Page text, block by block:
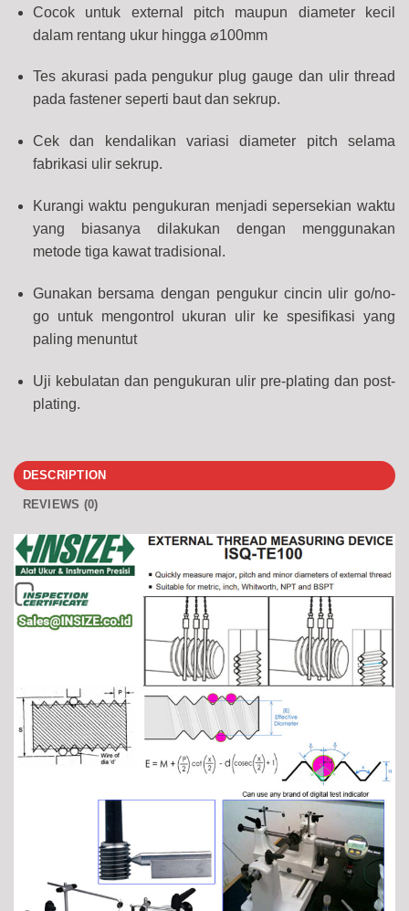
Cocok untuk external pitch maupun diameter kecil
dalam rentang ukur hingga ⌀100mm
Tes akurasi pada pengukur plug gauge dan ulir thread
pada fastener seperti baut dan sekrup.
Cek dan kendalikan variasi diameter pitch selama
fabrikasi ulir sekrup.
Kurangi waktu pengukuran menjadi sepersekian waktu
yang biasanya dilakukan dengan menggunakan
metode tiga kawat tradisional.
Gunakan bersama dengan pengukur cincin ulir go/no-
go untuk mengontrol ukuran ulir ke spesifikasi yang
paling menuntut
Uji kebulatan dan pengukuran ulir pre-plating dan post-
plating.
DESCRIPTION
REVIEWS (0)